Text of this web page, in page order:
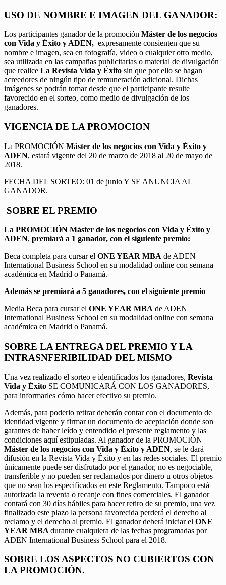
USO DE NOMBRE E IMAGEN DEL GANADOR:
Los participantes ganador de la promoción Máster de los negocios
con Vida y Éxito y ADEN, expresamente consienten que su
nombre e imagen, sea en fotografía, video o cualquier otro medio,
sea utilizada en las campañas publicitarias o material de divulgación
que realice La Revista Vida y Éxito sin que por ello se hagan
acreedores de ningún tipo de remuneración adicional. Dichas
imágenes se podrán tomar desde que el participante resulte
favorecido en el sorteo, como medio de divulgación de los
ganadores.
VIGENCIA DE LA PROMOCION
La PROMOCIÓN Máster de los negocios con Vida y Éxito y
ADEN, estará vigente del 20 de marzo de 2018 al 20 de mayo de
2018.
FECHA DEL SORTEO: 01 de junio Y SE ANUNCIA AL
GANADOR.
SOBRE EL PREMIO
La PROMOCIÓN Máster de los negocios con Vida y Éxito y
ADEN, premiará a 1 ganador, con el siguiente premio:
Beca completa para cursar el ONE YEAR MBA de ADEN
International Business School en su modalidad online con semana
académica en Madrid o Panamá.
Además se premiará a 5 ganadores, con el siguiente premio
Media Beca para cursar el ONE YEAR MBA de ADEN
International Business School en su modalidad online con semana
académica en Madrid o Panamá.
SOBRE LA ENTREGA DEL PREMIO Y LA
INTRASNFERIBILIDAD DEL MISMO
Una vez realizado el sorteo e identificados los ganadores, Revista
Vida y Éxito SE COMUNICARÁ CON LOS GANADORES,
para informarles cómo hacer efectivo su premio.
Además, para poderlo retirar deberán contar con el documento de
identidad vigente y firmar un documento de aceptación donde son
garantes de haber leído y entendido el presente reglamento y las
condiciones aquí estipuladas. Al ganador de la PROMOCIÓN
Máster de los negocios con Vida y Éxito y ADEN, se le dará
difusión en la Revista Vida y Éxito y en las redes sociales. El premio
únicamente puede ser disfrutado por el ganador, no es negociable,
transferible y no pueden ser reclamados por dinero u otros objetos
que no sean los especificados en este Reglamento. Tampoco está
autorizada la reventa o recanje con fines comerciales. El ganador
contará con 30 días hábiles para hacer retiro de su premio, una vez
finalizado este plazo la persona favorecida perderá el derecho al
reclamo y el derecho al premio. El ganador deberá iniciar el ONE
YEAR MBA durante cualquiera de las fechas programadas por
ADEN International Business School para el 2018.
SOBRE LOS ASPECTOS NO CUBIERTOS CON
LA PROMOCIÓN.